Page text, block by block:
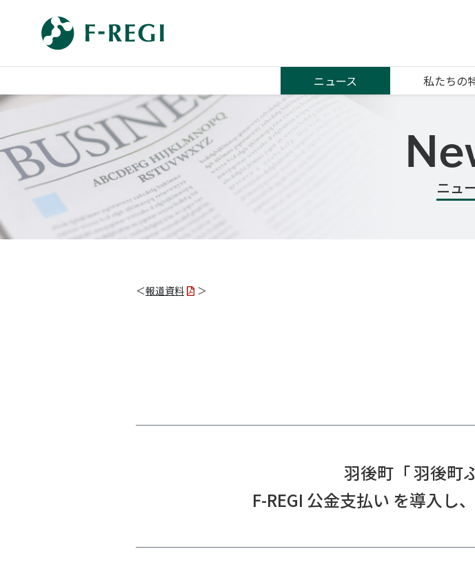
ニュース 私たちの
ニュ
＜報道資料 ＞
羽後町「 羽後町
F-REGI 公金支払い を導入し